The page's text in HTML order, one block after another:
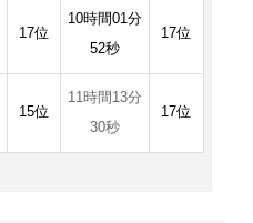
17位
10時間01分
52秒
17位
15位
11時間13分
30秒
17位